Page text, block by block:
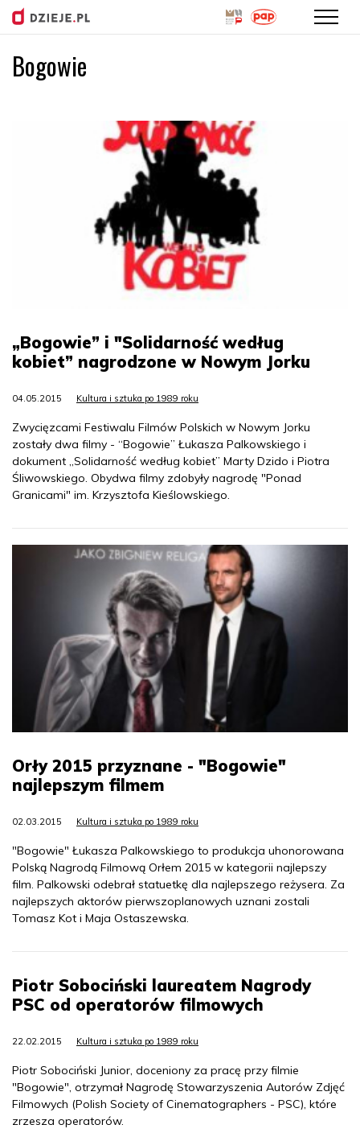
Bogowie
„Bogowie” i "Solidarność według
kobiet” nagrodzone w Nowym Jorku
04.05.2015 Kultura i sztuka po 1989 roku
Zwycięzcami Festiwalu Filmów Polskich w Nowym Jorku
zostały dwa filmy - “Bogowie” Łukasza Palkowskiego i
dokument „Solidarność według kobiet” Marty Dzido i Piotra
Śliwowskiego. Obydwa filmy zdobyły nagrodę "Ponad
Granicami" im. Krzysztofa Kieślowskiego.
Orły 2015 przyznane - "Bogowie"
najlepszym filmem
02.03.2015 Kultura i sztuka po 1989 roku
"Bogowie" Łukasza Palkowskiego to produkcja uhonorowana
Polską Nagrodą Filmową Orłem 2015 w kategorii najlepszy
film. Palkowski odebrał statuetkę dla najlepszego reżysera. Za
najlepszych aktorów pierwszoplanowych uznani zostali
Tomasz Kot i Maja Ostaszewska.
Piotr Sobociński laureatem Nagrody
PSC od operatorów filmowych
22.02.2015 Kultura i sztuka po 1989 roku
Piotr Sobociński Junior, doceniony za pracę przy filmie
"Bogowie", otrzymał Nagrodę Stowarzyszenia Autorów Zdjęć
Filmowych (Polish Society of Cinematographers - PSC), które
zrzesza operatorów.